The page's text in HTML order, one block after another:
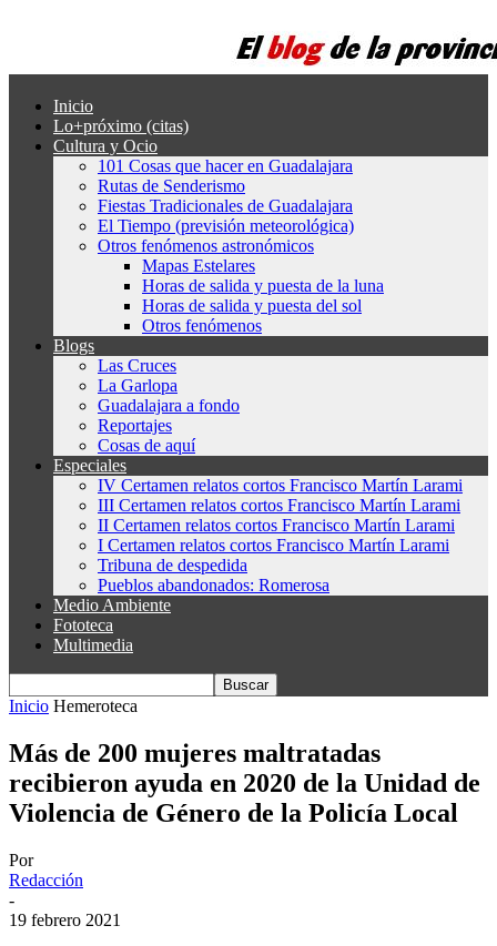
Inicio
Lo+próximo (citas)
Cultura y Ocio
101 Cosas que hacer en Guadalajara
Rutas de Senderismo
Fiestas Tradicionales de Guadalajara
El Tiempo (previsión meteorológica)
Otros fenómenos astronómicos
Mapas Estelares
Horas de salida y puesta de la luna
Horas de salida y puesta del sol
Otros fenómenos
Blogs
Las Cruces
La Garlopa
Guadalajara a fondo
Reportajes
Cosas de aquí
Especiales
IV Certamen relatos cortos Francisco Martín Larami
III Certamen relatos cortos Francisco Martín Larami
II Certamen relatos cortos Francisco Martín Larami
I Certamen relatos cortos Francisco Martín Larami
Tribuna de despedida
Pueblos abandonados: Romerosa
Medio Ambiente
Fototeca
Multimedia
Inicio Hemeroteca
Más de 200 mujeres maltratadas
recibieron ayuda en 2020 de la Unidad de
Violencia de Género de la Policía Local
Por
Redacción
-
19 febrero 2021